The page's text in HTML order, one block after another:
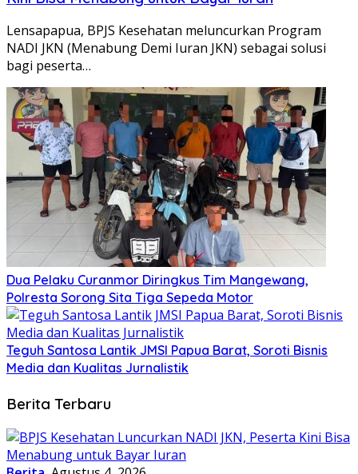
Lensapapua, BPJS Kesehatan meluncurkan Program
NADI JKN (Menabung Demi Iuran JKN) sebagai solusi
bagi peserta…
Dua Pelaku Curanmor Diringkus Tim Mangewang,
Polresta Sorong Sita Tiga Sepeda Motor
Teguh Santosa Lantik JMSI Papua Barat, Soroti Bisnis
Media dan Kualitas Jurnalistik
Berita Terbaru